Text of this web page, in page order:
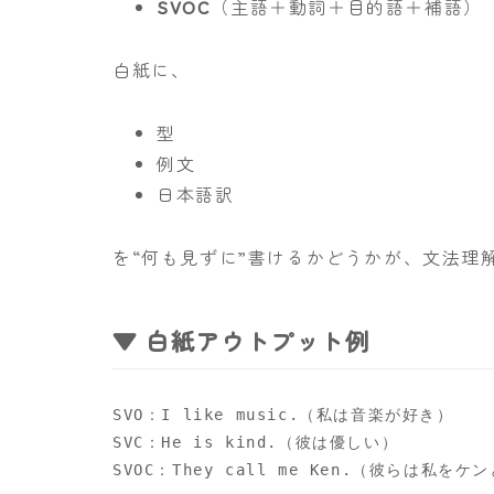
SVOC （主語＋動詞＋目的語＋補語）
白紙に、
型
例文
日本語訳
を“何も見ずに”書けるかどうかが、文法理
▼ 白紙アウトプット例
SVO：I like music.（私は音楽が好き）
SVC：He is kind.（彼は優しい）